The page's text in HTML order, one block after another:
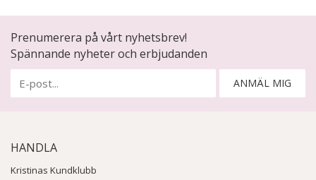
Prenumerera på vårt nyhetsbrev!
Spännande nyheter och erbjudanden
ANMÄL MIG
HANDLA
Kristinas Kundklubb